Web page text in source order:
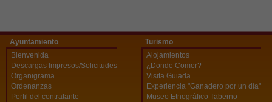
Ayuntamiento
Bienvenida
Descargas Impresos/Solicitudes
Organigrama
Ordenanzas
Perfil del contratante
Turismo
Alojamientos
¿Donde Comer?
Visita Guiada
Experiencia "Ganadero por un día"
Museo Etnográfico Taberno